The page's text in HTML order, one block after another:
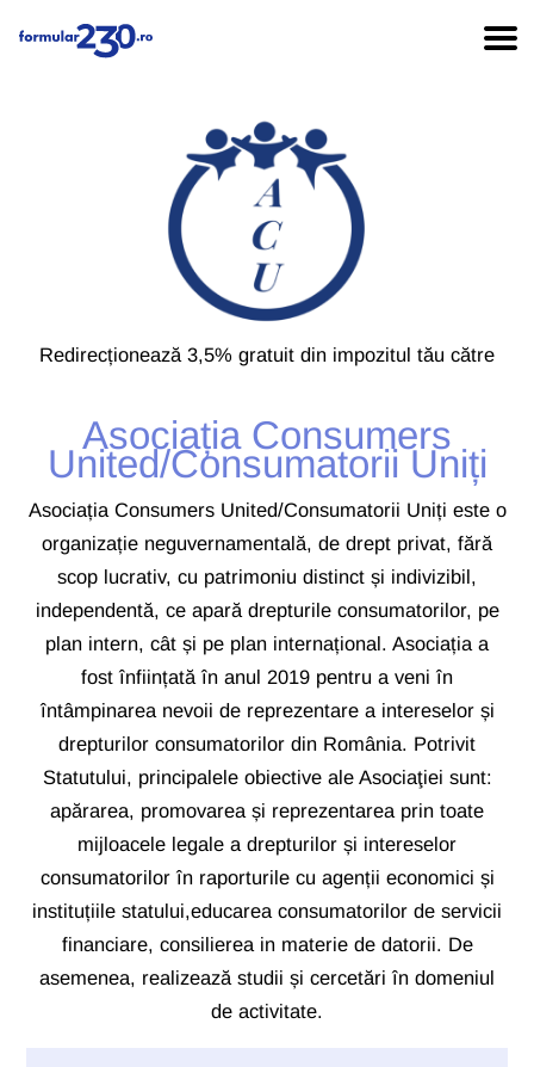
Redirecționează 3,5% gratuit din impozitul tău către
Asociația Consumers
United/Consumatorii Uniți
Asociația Consumers United/Consumatorii Uniți este o
organizație neguvernamentală, de drept privat, fără
scop lucrativ, cu patrimoniu distinct și indivizibil,
independentă, ce apară drepturile consumatorilor, pe
plan intern, cât și pe plan internațional. Asociația a
fost înființată în anul 2019 pentru a veni în
întâmpinarea nevoii de reprezentare a intereselor și
drepturilor consumatorilor din România. Potrivit
Statutului, principalele obiective ale Asociaţiei sunt:
apărarea, promovarea și reprezentarea prin toate
mijloacele legale a drepturilor și intereselor
consumatorilor în raporturile cu agenții economici și
instituțiile statului,educarea consumatorilor de servicii
financiare, consilierea in materie de datorii. De
asemenea, realizează studii și cercetări în domeniul
de activitate.